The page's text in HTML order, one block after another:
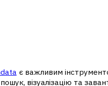
є важливим
візуалізацію та